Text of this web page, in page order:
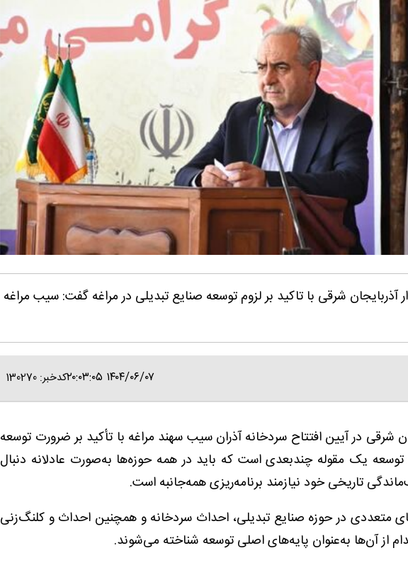
آذربایجان شرقی با تاکید بر لزوم توسعه صنایع تبدیلی در مراغه گفت: سیب مراغه
۱۴۰۴/۰۶/۰۷ ۲۰:۰۳:۰۵ کدخبر: 130270
شرقی در آیین افتتاح سردخانه آذران سیب سهند مراغه با تأکید بر ضرورت توسعه
توسعه یک مقوله چندبعدی است که باید در همه حوزه‌ها به‌صورت عادلانه دنبال
تاریخی خود نیازمند برنامه‌ریزی همه‌جانبه است.
متعددی در حوزه صنایع تبدیلی، احداث سردخانه و همچنین احداث و کلنگ‌زنی
از آن‌ها به‌عنوان پایه‌های اصلی توسعه شناخته می‌شوند.